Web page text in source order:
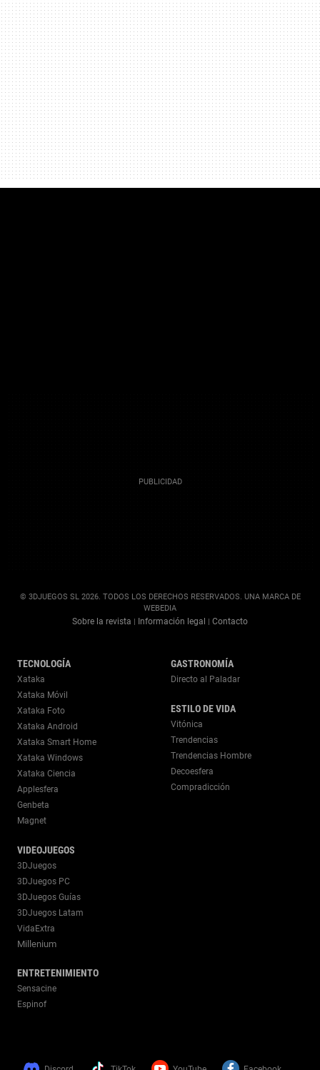
© 3DJUEGOS SL 2026. TODOS LOS DERECHOS RESERVADOS. UNA MARCA DE
WEBEDIA
Sobre la revista | Información legal | Contacto
TECNOLOGÍA
Xataka
Xataka Móvil
Xataka Foto
Xataka Android
Xataka Smart Home
Xataka Windows
Xataka Ciencia
Applesfera
Genbeta
Magnet
VIDEOJUEGOS
3DJuegos
3DJuegos PC
3DJuegos Guías
3DJuegos Latam
VidaExtra
Millenium
ENTRETENIMIENTO
Sensacine
Espinof
GASTRONOMÍA
Directo al Paladar
ESTILO DE VIDA
Vitónica
Trendencias
Trendencias Hombre
Decoesfera
Compradicción